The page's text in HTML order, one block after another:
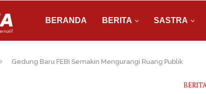
BERANDA BERITA SASTRA
Gedung Baru FEBI Semakin Mengurangi Ruang Publik